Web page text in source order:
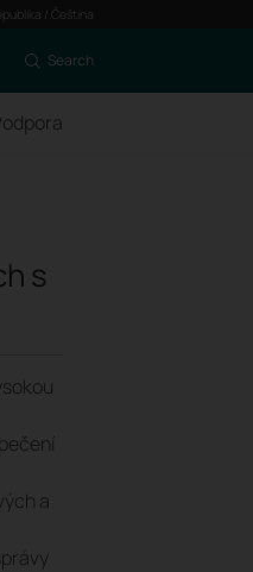
/ Čeština
Search
s
a